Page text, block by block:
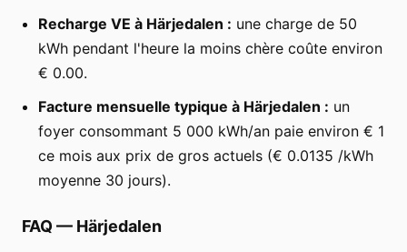
Recharge VE à Härjedalen : une charge de 50
kWh pendant l'heure la moins chère coûte environ
€ 0.00.
Facture mensuelle typique à Härjedalen : un
foyer consommant 5 000 kWh/an paie environ € 1
ce mois aux prix de gros actuels (€ 0.0135 /kWh
moyenne 30 jours).
FAQ — Härjedalen